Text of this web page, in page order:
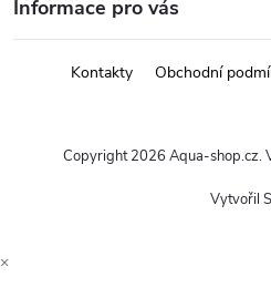
Informace pro vás
Kontakty Obchodní
Vytvořil
Copyright 2026 Aqua-shop.cz.
×